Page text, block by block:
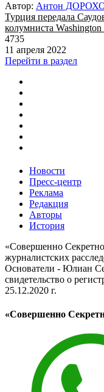
Автор: Антон
Турция передала
колумниста
4735
11 апреля 2022
Перейти в раздел
Новости
Пресс-центр
Реклама
Редакция
Авторы
История
«Совершенно
журналистских
Основатели - Юлиан
свидетельство о
25.12.2020 г.
«Совершенно